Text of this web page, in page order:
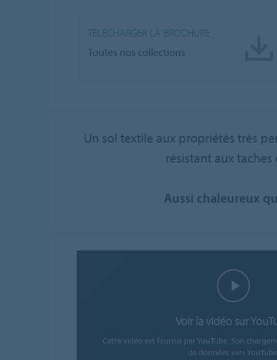
TÉLÉCHARGER LA BROCHURE
Toutes nos collections
Un sol textile aux propriétés très
résistant aux
Aussi chaleureux
Voir la vidéo sur
Cette vidéo est fournie par YouTube. Son
de données vers